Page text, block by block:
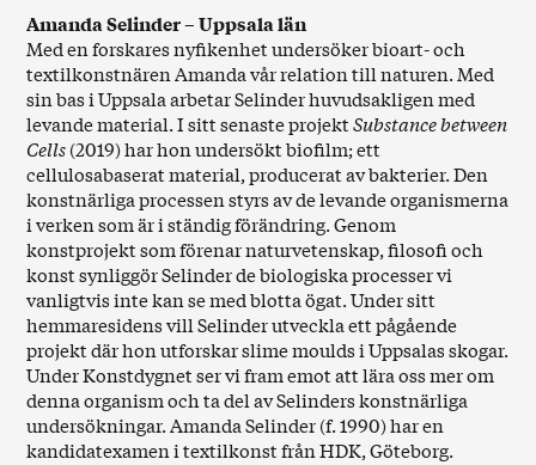
Amanda Selinder – Uppsala län
Med en forskares nyfikenhet undersöker bioart- och
textilkonstnären Amanda vår relation till naturen. Med
sin bas i Uppsala arbetar Selinder huvudsakligen med
levande material. I sitt senaste projektSubstance between
Cells(2019) har hon undersökt biofilm; ett
cellulosabaserat material, producerat av bakterier. Den
konstnärliga processen styrs av de levande organismerna
i verken som är i ständig förändring. Genom
konstprojekt som förenar naturvetenskap, filosofi och
konst synliggör Selinder de biologiska processer vi
vanligtvis inte kan se med blotta ögat. Under sitt
hemmaresidens vill Selinder utveckla ett pågående
projekt där hon utforskar slime moulds i Uppsalas skogar.
Under Konstdygnet ser vi fram emot att lära oss mer om
denna organism och ta del av Selinders konstnärliga
undersökningar. Amanda Selinder (f. 1990) har en
kandidatexamen i textilkonst från HDK, Göteborg.